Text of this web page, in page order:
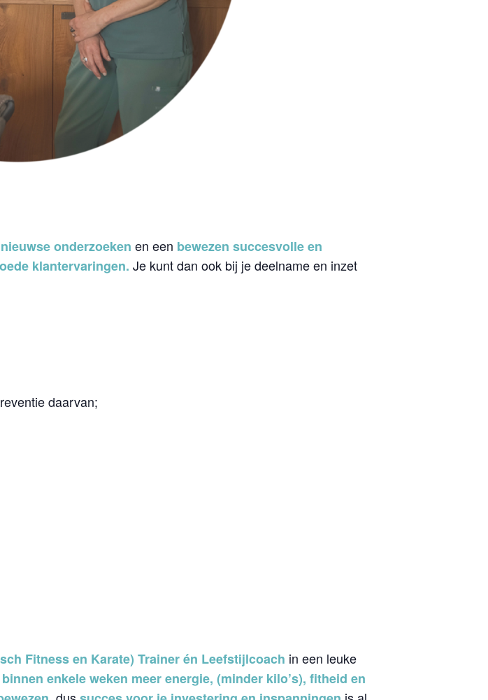
nieuwse onderzoeken en een bewezen succesvolle en
klantervaringen. Je kunt dan ook bij je deelname en inzet
daarvan;
Fitness en Karate) Trainer én Leefstijlcoach in een leuke
binnen enkele weken meer energie, (minder kilo’s), fitheid en